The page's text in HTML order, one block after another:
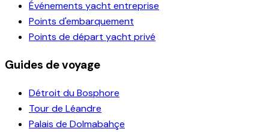
Événements yacht entreprise
Points d'embarquement
Points de départ yacht privé
Guides de voyage
Détroit du Bosphore
Tour de Léandre
Palais de Dolmabahçe